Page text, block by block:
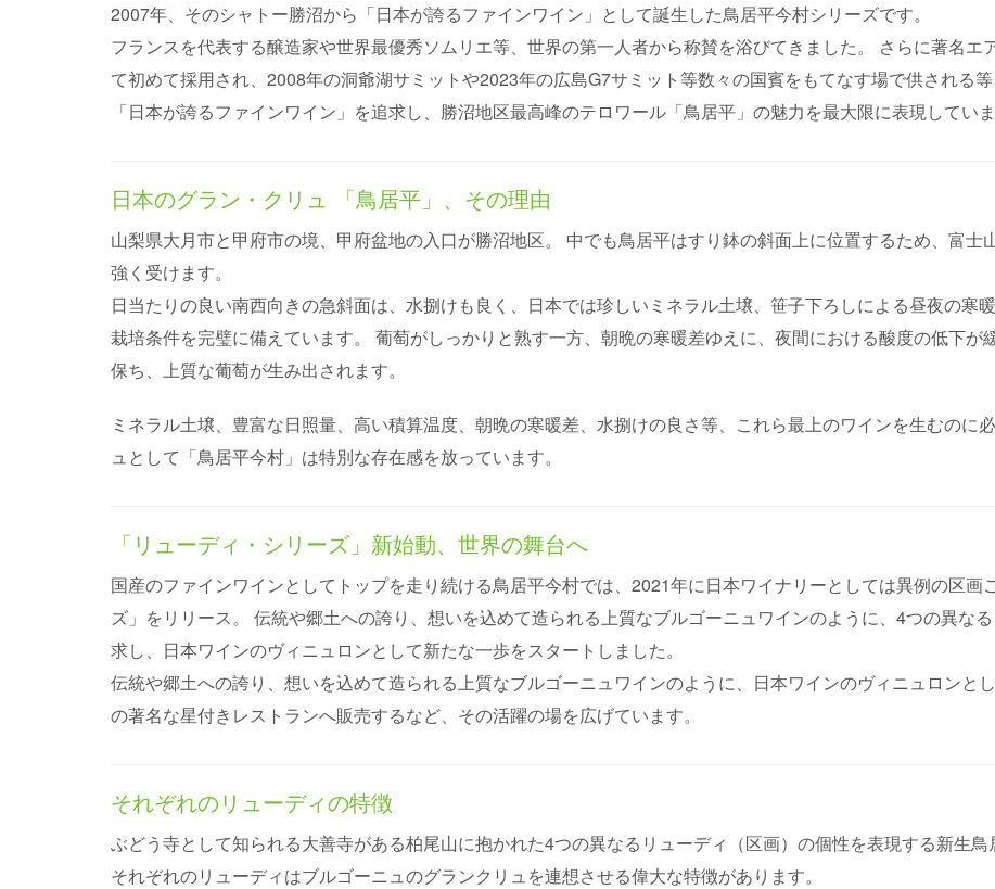
2007年、そのシャトー勝沼から「日本が誇るファインワイン」として誕生した鳥居平今村シリーズです。
フランスを代表する醸造家や世界最優秀ソムリエ等、世界の第一人者から称賛を浴びてきました。 さらに著名エ
て初めて採用され、2008年の洞爺湖サミットや2023年の広島G7サミット等数々の国賓をもてなす場で供される等
「日本が誇るファインワイン」を追求し、勝沼地区最高峰のテロワール「鳥居平」の魅力を最大限に表現していま
日本のグラン・クリュ 「鳥居平」、その理由
山梨県大月市と甲府市の境、甲府盆地の入口が勝沼地区。 中でも鳥居平はすり鉢の斜面上に位置するため、富士
強く受けます。
日当たりの良い南西向きの急斜面は、水捌けも良く、日本では珍しいミネラル土壌、笹子下ろしによる昼夜の寒
栽培条件を完璧に備えています。 葡萄がしっかりと熟す一方、朝晩の寒暖差ゆえに、夜間における酸度の低下が
保ち、上質な葡萄が生み出されます。
ミネラル土壌、豊富な日照量、高い積算温度、朝晩の寒暖差、水捌けの良さ等、これら最上のワインを生むのに
ュとして「鳥居平今村」は特別な存在感を放っています。
「リューディ・シリーズ」新始動、世界の舞台へ
国産のファインワインとしてトップを走り続ける鳥居平今村では、2021年に日本ワイナリーとしては異例の区
ズ」をリリース。 伝統や郷土への誇り、想いを込めて造られる上質なブルゴーニュワインのように、4つの異な
求し、日本ワインのヴィニュロンとして新たな一歩をスタートしました。
伝統や郷土への誇り、想いを込めて造られる上質なブルゴーニュワインのように、日本ワインのヴィニュロンと
の著名な星付きレストランへ販売するなど、その活躍の場を広げています。
それぞれのリューディの特徴
ぶどう寺として知られる大善寺がある柏尾山に抱かれた4つの異なるリューディ（区画）の個性を表現する新生鳥
それぞれのリューディはブルゴーニュのグランクリュを連想させる偉大な特徴があります。